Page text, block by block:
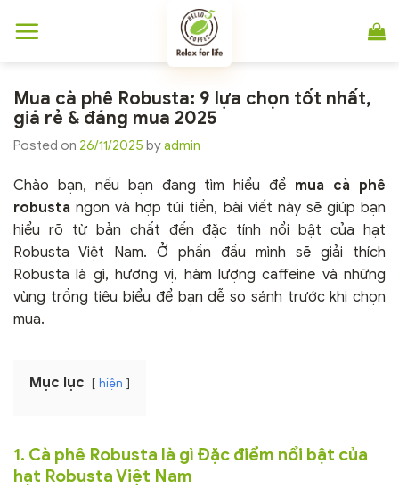
đến
Mua cà phê Robusta: 9 lựa chọn tốt nhất,
giá rẻ & đáng mua 2025
Posted on 26/11/2025 byadmin
Chào bạn, nếu bạn đang tìm hiểu để mua cà phê
robusta ngon và hợp túi tiền, bài viết này sẽ giúp bạn
hiểu rõ từ bản chất đến đặc tính nổi bật của hạt
Robusta Việt Nam. Ở phần đầu mình sẽ giải thích
Robusta là gì, hương vị, hàm lượng caffeine và những
vùng trồng tiêu biểu để bạn dễ so sánh trước khi chọn
mua.
Mục lục hiện
1. Cà phê Robusta là gì Đặc điểm nổi bật của
hạt Robusta Việt Nam